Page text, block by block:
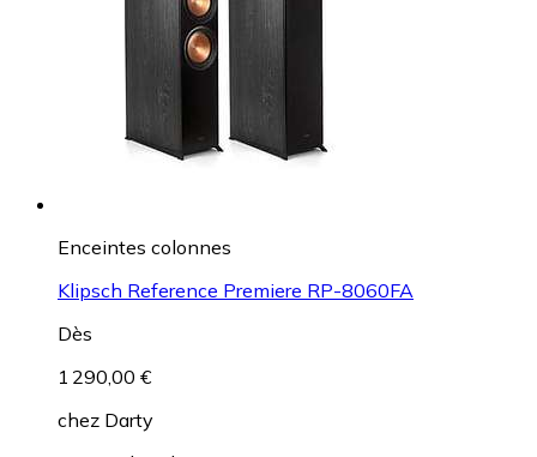
Enceintes colonnes
Klipsch Reference Premiere RP-8060FA
Dès
1 290,00 €
chez Darty